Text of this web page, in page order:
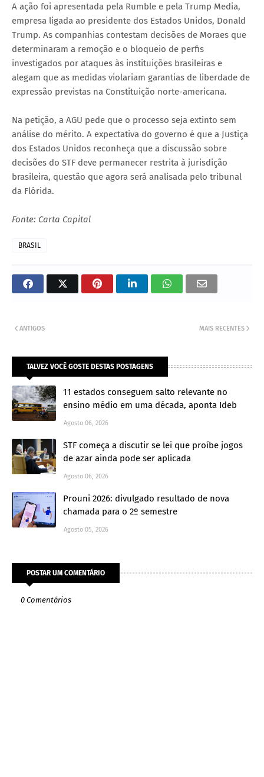
A ação foi apresentada pela Rumble e pela Trump Media,
empresa ligada ao presidente dos Estados Unidos, Donald
Trump. As companhias contestam decisões de Moraes que
determinaram a remoção e o bloqueio de perfis
investigados por ataques às instituições brasileiras e
alegam que as medidas violariam garantias de liberdade de
expressão previstas na Constituição norte-americana.
Na petição, a AGU pede que o processo seja extinto sem
análise do mérito. A expectativa do governo é que a Justiça
dos Estados Unidos reconheça que a discussão sobre
decisões do STF deve permanecer restrita à jurisdição
brasileira, questão que agora será analisada pelo tribunal
da Flórida.
Fonte: Carta Capital
BRASIL
MAIS RECENTES
ANTIGOS
TALVEZ VOCÊ GOSTE DESTAS POSTAGENS
11 estados conseguem salto relevante no
ensino médio em uma década, aponta Ideb
Agosto 06, 2026
STF começa a discutir se lei que proíbe jogos
de azar ainda pode ser aplicada
Agosto 06, 2026
Prouni 2026: divulgado resultado de nova
chamada para o 2º semestre
Agosto 05, 2026
POSTAR UM COMENTÁRIO
0 Comentários